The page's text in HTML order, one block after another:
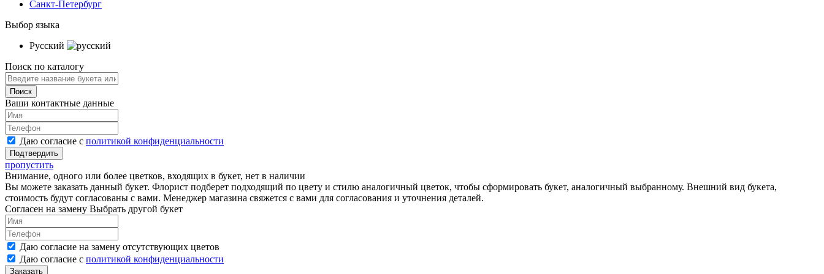
Санкт-Петербург
Выбор языка
Русский
Поиск по каталогу
Ваши контактные данные
Даю согласие с политикой конфиденциальности
пропустить
Внимание, одного или более цветков, входящих в букет, нет в наличии
Вы можете заказать данный букет. Флорист подберет подходящий по цвету и стилю аналогичный цветок, чтобы сформировать букет, аналогичный выбранному. Внешний вид букета,
стоимость будут согласованы с вами. Менеджер магазина свяжется с вами для согласования и уточнения деталей.
Согласен на замену Выбрать другой букет
Даю согласие на замену отсутствующих цветов
Даю согласие с политикой конфиденциальности